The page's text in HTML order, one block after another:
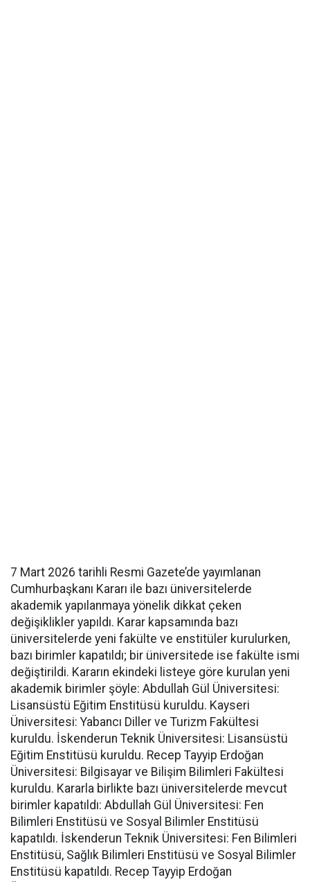
7 Mart 2026 tarihli Resmi Gazete’de yayımlanan
Cumhurbaşkanı Kararı ile bazı üniversitelerde
akademik yapılanmaya yönelik dikkat çeken
değişiklikler yapıldı. Karar kapsamında bazı
üniversitelerde yeni fakülte ve enstitüler kurulurken,
bazı birimler kapatıldı; bir üniversitede ise fakülte ismi
değiştirildi. Kararın ekindeki listeye göre kurulan yeni
akademik birimler şöyle: Abdullah Gül Üniversitesi:
Lisansüstü Eğitim Enstitüsü kuruldu. Kayseri
Üniversitesi: Yabancı Diller ve Turizm Fakültesi
kuruldu. İskenderun Teknik Üniversitesi: Lisansüstü
Eğitim Enstitüsü kuruldu. Recep Tayyip Erdoğan
Üniversitesi: Bilgisayar ve Bilişim Bilimleri Fakültesi
kuruldu. Kararla birlikte bazı üniversitelerde mevcut
birimler kapatıldı: Abdullah Gül Üniversitesi: Fen
Bilimleri Enstitüsü ve Sosyal Bilimler Enstitüsü
kapatıldı. İskenderun Teknik Üniversitesi: Fen Bilimleri
Enstitüsü, Sağlık Bilimleri Enstitüsü ve Sosyal Bilimler
Enstitüsü kapatıldı. Recep Tayyip Erdoğan